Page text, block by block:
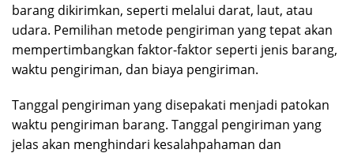
barang dikirimkan, seperti melalui darat, laut, atau
udara. Pemilihan metode pengiriman yang tepat akan
mempertimbangkan faktor-faktor seperti jenis barang,
waktu pengiriman, dan biaya pengiriman.
Tanggal pengiriman yang disepakati menjadi patokan
waktu pengiriman barang. Tanggal pengiriman yang
jelas akan menghindari kesalahpahaman dan